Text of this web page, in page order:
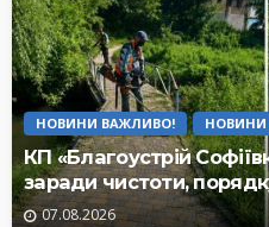
НОВИНИ ВАЖЛИВО! НОВИНИ
КП «Благоустрій
заради чистоти,
07.08.2026